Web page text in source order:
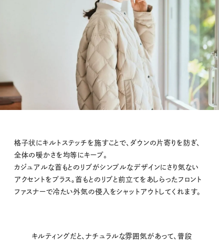
格子状にキルトステッチを施すことで、ダウンの片寄りを防ぎ、
全体の暖かさを均等にキープ。
カジュアルな首もとのリブがシンプルなデザインにさり気ない
アクセントをプラス。首もとのリブと前立てをあしらったフロント
ファスナーで冷たい外気の侵入をシャットアウトしてくれます。
キルティングだと、ナチュラルな雰囲気があって、普段